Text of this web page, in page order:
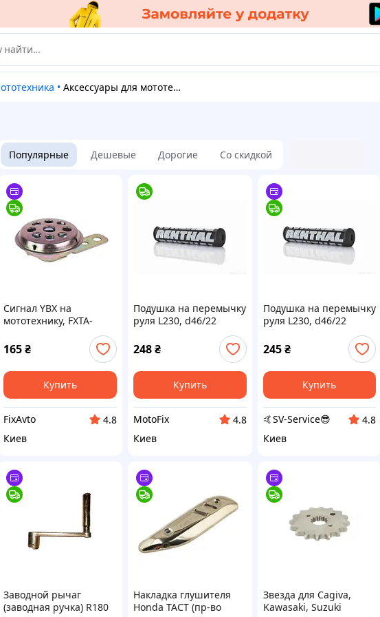
Мототехника • Аксессуары для мототехники
Популярные Дешевые Дорогие Со скидкой
Сигнал YBX на
мототехнику, FXTA-
165₴
Купить
FixAvto
4.8
Киев
Подушка на перемычку
руля L230, d46/22
QT-030918
248₴
Купить
MotoFix
4.8
Киев
Подушка на перемычку
руля L230, d46/22
RY-030918
245 ₴
Купить
🤙SV-Service😎
4.8
Киев
Заводной рычаг
(заводная ручка) R180
Накладка глушителя
Honda TACT (пр‑во
Звезда для Cagiva,
Kawasaki, Suzuki